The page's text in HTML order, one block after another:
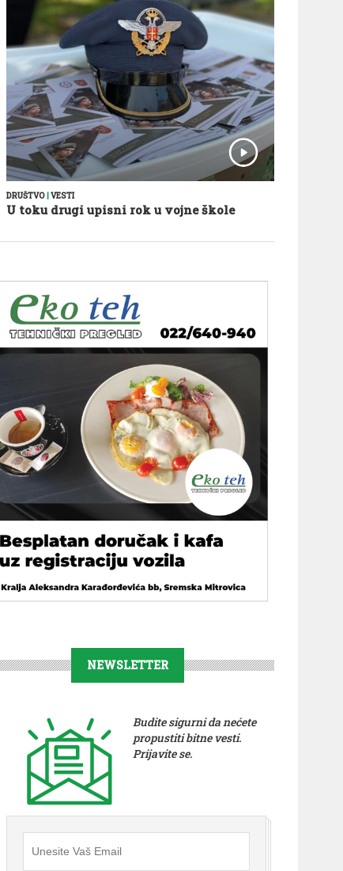
DRUŠTVO VESTI
U toku drugi upisni rok u vojne škole
NEWSLETTER
Budite sigurni da nećete
propustiti bitne vesti.
Prijavite se.